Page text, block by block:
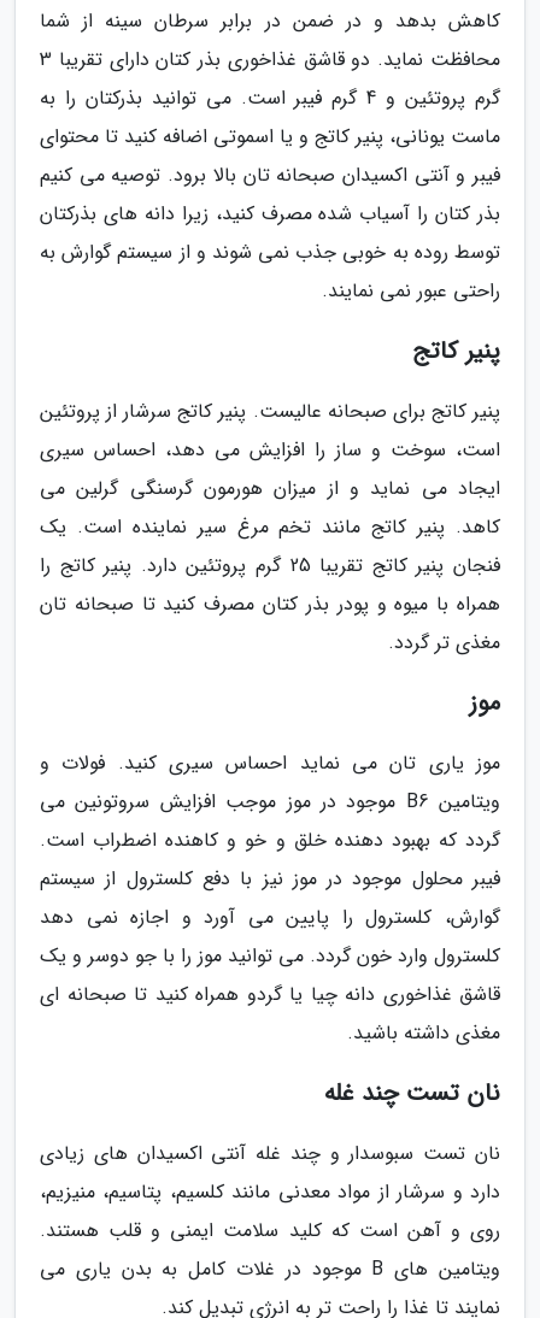
کاهش بدهد و در ضمن در برابر سرطان سینه از شما
محافظت نماید. دو قاشق غذاخوری بذر کتان دارای تقریبا 3
گرم پروتئین و 4 گرم فیبر است. می توانید بذرکتان را به
ماست یونانی، پنیر کاتج و یا اسموتی اضافه کنید تا محتوای
فیبر و آنتی اکسیدان صبحانه تان بالا برود. توصیه می کنیم
بذر کتان را آسیاب شده مصرف کنید، زیرا دانه های بذرکتان
توسط روده به خوبی جذب نمی شوند و از سیستم گوارش به
راحتی عبور نمی نمایند.
پنیر کاتج
پنیر کاتج برای صبحانه عالیست. پنیر کاتج سرشار از پروتئین
است، سوخت و ساز را افزایش می دهد، احساس سیری
ایجاد می نماید و از میزان هورمون گرسنگی گرلین می
کاهد. پنیر کاتج مانند تخم مرغ سیر نماینده است. یک
فنجان پنیر کاتج تقریبا 25 گرم پروتئین دارد. پنیر کاتج را
همراه با میوه و پودر بذر کتان مصرف کنید تا صبحانه تان
مغذی تر گردد.
موز
موز یاری تان می نماید احساس سیری کنید. فولات و
ویتامین B6 موجود در موز موجب افزایش سروتونین می
گردد که بهبود دهنده خلق و خو و کاهنده اضطراب است.
فیبر محلول موجود در موز نیز با دفع کلسترول از سیستم
گوارش، کلسترول را پایین می آورد و اجازه نمی دهد
کلسترول وارد خون گردد. می توانید موز را با جو دوسر و یک
قاشق غذاخوری دانه چیا یا گردو همراه کنید تا صبحانه ای
مغذی داشته باشید.
نان تست چند غله
نان تست سبوسدار و چند غله آنتی اکسیدان های زیادی
دارد و سرشار از مواد معدنی مانند کلسیم، پتاسیم، منیزیم،
روی و آهن است که کلید سلامت ایمنی و قلب هستند.
ویتامین های B موجود در غلات کامل به بدن یاری می
نمایند تا غذا را راحت تر به انرژی تبدیل کند.